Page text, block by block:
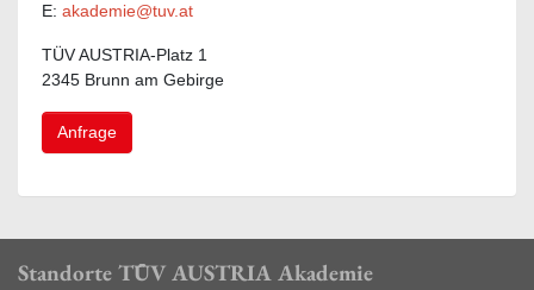
E: akademie@tuv.at
TÜV AUSTRIA-Platz 1
2345 Brunn am Gebirge
Anfrage
Standorte TÜV AUSTRIA Akademie